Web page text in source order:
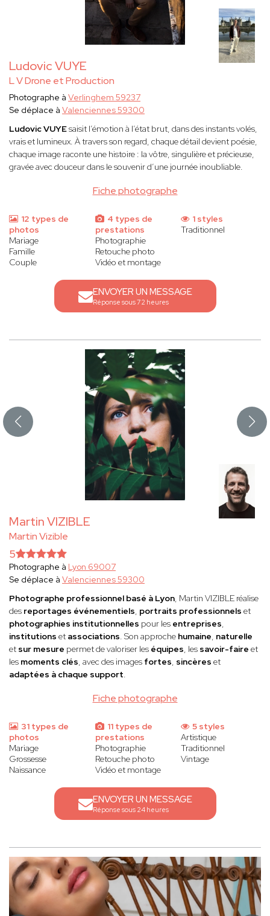
Ludovic VUYE
L V Drone et Production
Fiche photographe
Photographe à Verlinghem 59237
Se déplace à Valenciennes 59300
Ludovic VUYEsaisit l’émotion à l’état brut, dans des instants volés,
vrais et lumineux. À travers son regard, chaque détail devient poésie,
chaque image raconte une histoire : la vôtre, singulière et précieuse,
gravée avec douceur dans le souvenir d’une journée inoubliable.
12 types de
photos
Mariage
Famille
Couple
4 types de
prestations
Photographie
Retouche photo
Vidéo et montage
1 styles
Traditionnel
ENVOYER UN MESSAGE
Réponse sous 72 heures
Martin VIZIBLE
Martin Vizible
Fiche photographe
5
Photographe à Lyon 69007
Se déplace à Valenciennes 59300
Photographe professionnel basé à Lyon, Martin VIZIBLE réalise
des reportages événementiels, portraits professionnels et
photographies institutionnelles pour les entreprises,
institutions et associations. Son approche humaine, naturelle
et sur mesure permet de valoriser les équipes, les savoir-faire et
les moments clés, avec des images fortes, sincères et
adaptées à chaque support.
31 types de
photos
Mariage
Grossesse
Naissance
11 types de
prestations
Photographie
Retouche photo
Vidéo et montage
5 styles
Artistique
Traditionnel
Vintage
ENVOYER UN MESSAGE
Réponse sous 24 heures